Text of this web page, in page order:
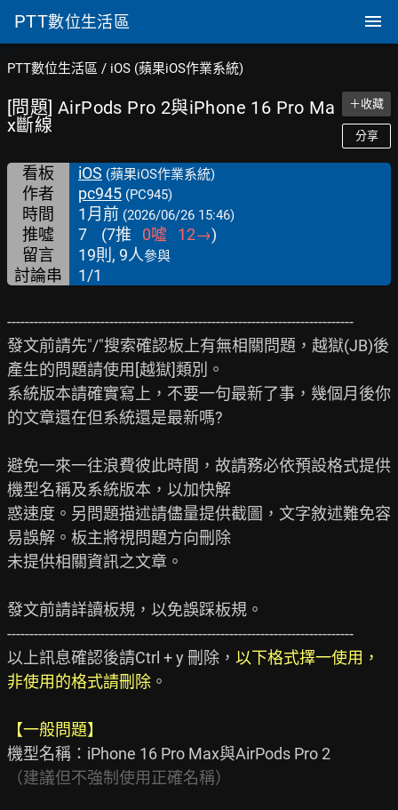
PTT數位生活區
PTT數位生活區 / iOS (蘋果iOS作業系統)
[問題] AirPods Pro 2與iPhone 16 Pro Ma
x斷線
＋收藏
分享
看板 iOS (蘋果iOS作業系統)
作者 pc945 (PC945)
時間 1月前 (2026/06/26 15:46)
推噓 7 (7推 0噓 12→)
留言
19則, 9人參與
討論串 1/1
------------------------------------------------------------------------------
發文前請先"/"搜索確認板上有無相關問題，越獄(JB)後
產生的問題請使用[越獄]類別。
系統版本請確實寫上，不要一句最新了事，幾個月後你
的文章還在但系統還是最新嗎?
避免一來一往浪費彼此時間，故請務必依預設格式提供
機型名稱及系統版本，以加快解
惑速度。另問題描述請儘量提供截圖，文字敘述難免容
易誤解。板主將視問題方向刪除
未提供相關資訊之文章。
發文前請詳讀板規，以免誤踩板規。
------------------------------------------------------------------------------
以上訊息確認後請Ctrl + y 刪除， 以下格式擇一使用，
非使用的格式請刪除 。
【一般問題】
（建議但不強制使用正確名稱）